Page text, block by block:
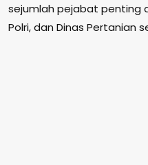
sejumlah pejabat penting
Polri, dan Dinas Pertanian